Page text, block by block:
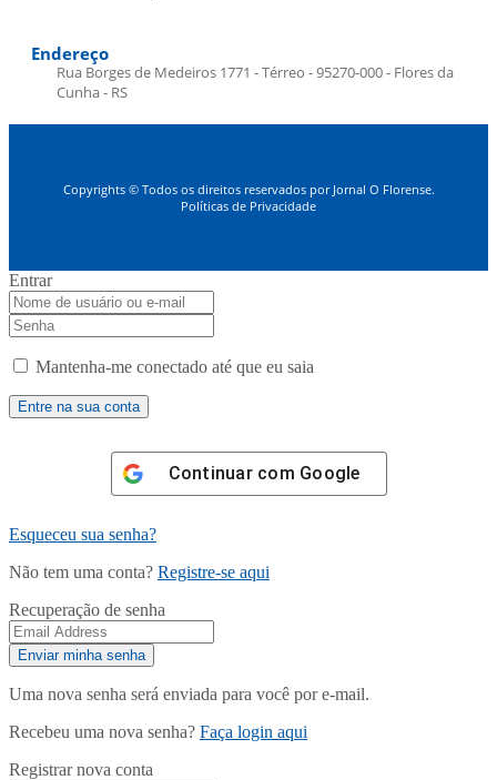
Endereço
Rua Borges de Medeiros 1771 - Térreo - 95270-000 - Flores da
Cunha - RS
Copyrights © Todos os direitos reservados por Jornal O Florense.
Políticas de Privacidade
Entrar
Mantenha-me conectado até que eu saia
Continuar com Google
Esqueceu sua senha?
Não tem uma conta? Registre-se aqui
Recuperação de senha
Uma nova senha será enviada para você por e-mail.
Recebeu uma nova senha? Faça login aqui
Registrar nova conta